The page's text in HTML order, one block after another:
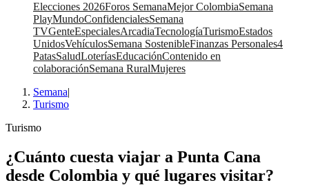
Elecciones 2026Foros SemanaMejor ColombiaSemana
PlayMundoConfidencialesSemana
TVGenteEspecialesArcadiaTecnologíaTurismoEstados
UnidosVehículosSemana SostenibleFinanzas Personales4
PatasSaludLoteríasEducaciónContenido en
colaboraciónSemana RuralMujeres
Semana|
Turismo
Turismo
¿Cuánto cuesta viajar a Punta Cana
desde Colombia y qué lugares visitar?